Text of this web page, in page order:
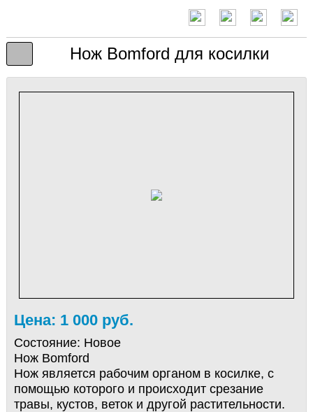
Нож Bomford для косилки
Цена: 1 000 руб.
Состояние: Новое
Нож Bomford
Нож является рабочим органом в косилке, с
помощью которого и происходит срезание
травы, кустов, веток и другой растительности.